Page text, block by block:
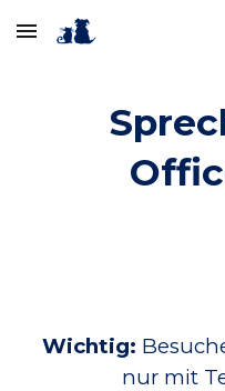
Skip to main content
Wichtig:
nur mit